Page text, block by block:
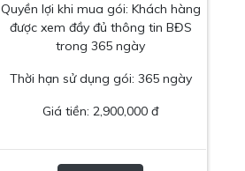
Quyền lợi khi mua gói: Khách hàng
được xem đầy đủ thông tin BĐS
trong 365 ngày
Thời hạn sử dụng gói: 365 ngày
Giá tiền: 2,900,000 đ